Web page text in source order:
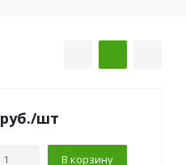
руб./шт
В корзину